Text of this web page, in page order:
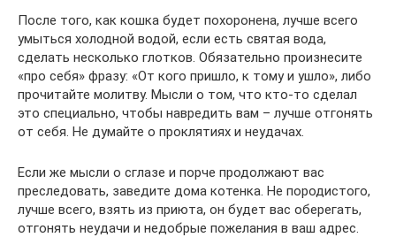
После того, как кошка будет похоронена, лучше всего
умыться холодной водой, если есть святая вода,
сделать несколько глотков. Обязательно произнесите
«про себя» фразу: «От кого пришло, к тому и ушло», либо
прочитайте молитву. Мысли о том, что кто-то сделал
это специально, чтобы навредить вам – лучше отгонять
от себя. Не думайте о проклятиях и неудачах.
Если же мысли о сглазе и порче продолжают вас
преследовать, заведите дома котенка. Не породистого,
лучше всего, взять из приюта, он будет вас оберегать,
отгонять неудачи и недобрые пожелания в ваш адрес.